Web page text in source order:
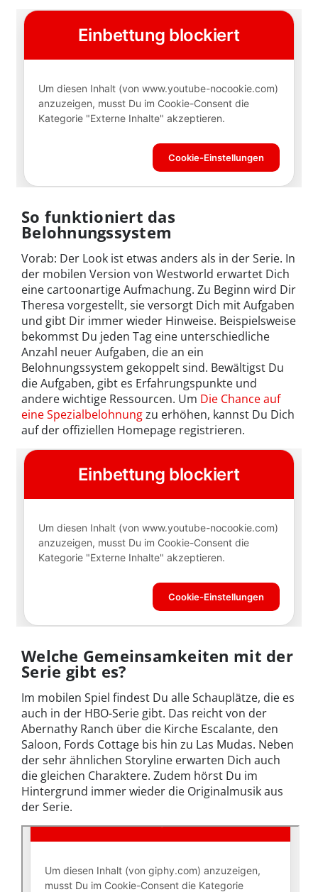
So funktioniert das
Belohnungssystem
Vorab: Der Look ist etwas anders als in der Serie. In
der mobilen Version von Westworld erwartet Dich
eine cartoonartige Aufmachung. Zu Beginn wird Dir
Theresa vorgestellt, sie versorgt Dich mit Aufgaben
und gibt Dir immer wieder Hinweise. Beispielsweise
bekommst Du jeden Tag eine unterschiedliche
Anzahl neuer Aufgaben, die an ein
Belohnungssystem gekoppelt sind. Bewältigst Du
die Aufgaben, gibt es Erfahrungspunkte und
andere wichtige Ressourcen. Um Die Chance auf
eine Spezialbelohnungzu erhöhen, kannst Du Dich
auf der offiziellen Homepage registrieren.
Welche Gemeinsamkeiten mit der
Serie gibt es?
Im mobilen Spiel findest Du alle Schauplätze, die es
auch in der HBO-Serie gibt. Das reicht von der
Abernathy Ranch über die Kirche Escalante, den
Saloon, Fords Cottage bis hin zu Las Mudas. Neben
der sehr ähnlichen Storyline erwarten Dich auch
die gleichen Charaktere. Zudem hörst Du im
Hintergrund immer wieder die Originalmusik aus
der Serie.